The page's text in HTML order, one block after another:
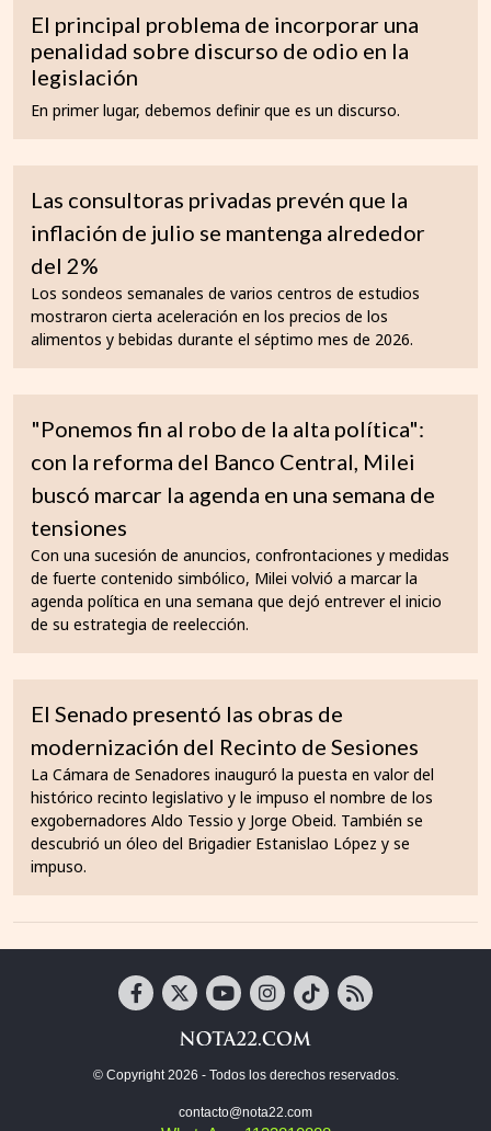
El principal problema de incorporar una
penalidad sobre discurso de odio en la
legislación
En primer lugar, debemos definir que es un discurso.
Las consultoras privadas prevén que la
inflación de julio se mantenga alrededor
del 2%
Los sondeos semanales de varios centros de estudios
mostraron cierta aceleración en los precios de los
alimentos y bebidas durante el séptimo mes de 2026.
"Ponemos fin al robo de la alta política":
con la reforma del Banco Central, Milei
buscó marcar la agenda en una semana de
tensiones
Con una sucesión de anuncios, confrontaciones y medidas
de fuerte contenido simbólico, Milei volvió a marcar la
agenda política en una semana que dejó entrever el inicio
de su estrategia de reelección.
El Senado presentó las obras de
modernización del Recinto de Sesiones
La Cámara de Senadores inauguró la puesta en valor del
histórico recinto legislativo y le impuso el nombre de los
exgobernadores Aldo Tessio y Jorge Obeid. También se
descubrió un óleo del Brigadier Estanislao López y se
impuso.
© Copyright 2026 - Todos los derechos reservados.
contacto@nota22.com